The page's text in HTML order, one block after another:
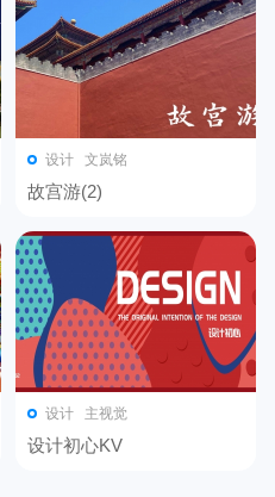
设计 文岚铭
故宫游(2)
设计 主视觉
设计初心KV